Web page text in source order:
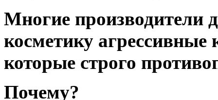
Многие производители
косметику
которые строго
Почему?